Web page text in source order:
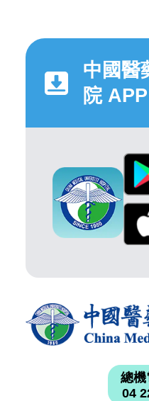
中國醫
院 APP
總機
04